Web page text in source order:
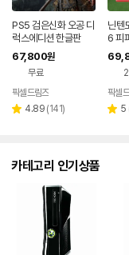
PS5 검은신화 오공 디
럭스에디션 한글판
67,800원
무료
픽셀드림즈
별 4.89 리
(141)
닌텐
6 피
픽셀
별 5
카테고리 인기상품